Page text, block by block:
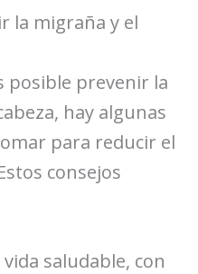
la migraña y el
posible prevenir la
hay algunas
para reducir el
consejos
saludable, con